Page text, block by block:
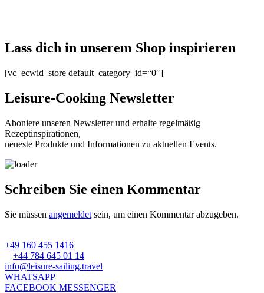
Lass dich in unserem Shop inspirieren
[vc_ecwid_store default_category_id=“0″]
Leisure-Cooking Newsletter
Aboniere unseren Newsletter und erhalte regelmäßig
Rezeptinspirationen,
neueste Produkte und Informationen zu aktuellen Events.
Schreiben Sie einen Kommentar
Sie müssen angemeldet sein, um einen Kommentar abzugeben.
+49 160 455 1416
+44 784 645 01 14
info@leisure-sailing.travel
WHATSAPP
FACEBOOK MESSENGER